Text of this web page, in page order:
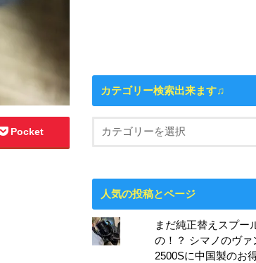
Pocket
カテゴリー検索出来ます♫
人気の投稿とページ
まだ純正替えスプー
の！？ シマノのヴァ
2500Sに中国製のお